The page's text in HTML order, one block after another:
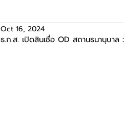
ธ.ก.ส. เปิดสินเชื่อ OD สถานธนานุบ
Oct 16, 2024